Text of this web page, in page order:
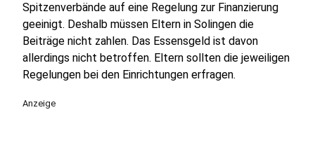
Spitzenverbände auf eine Regelung zur Finanzierung
geeinigt. Deshalb müssen Eltern in Solingen die
Beiträge nicht zahlen. Das Essensgeld ist davon
allerdings nicht betroffen. Eltern sollten die jeweiligen
Regelungen bei den Einrichtungen erfragen.
Anzeige